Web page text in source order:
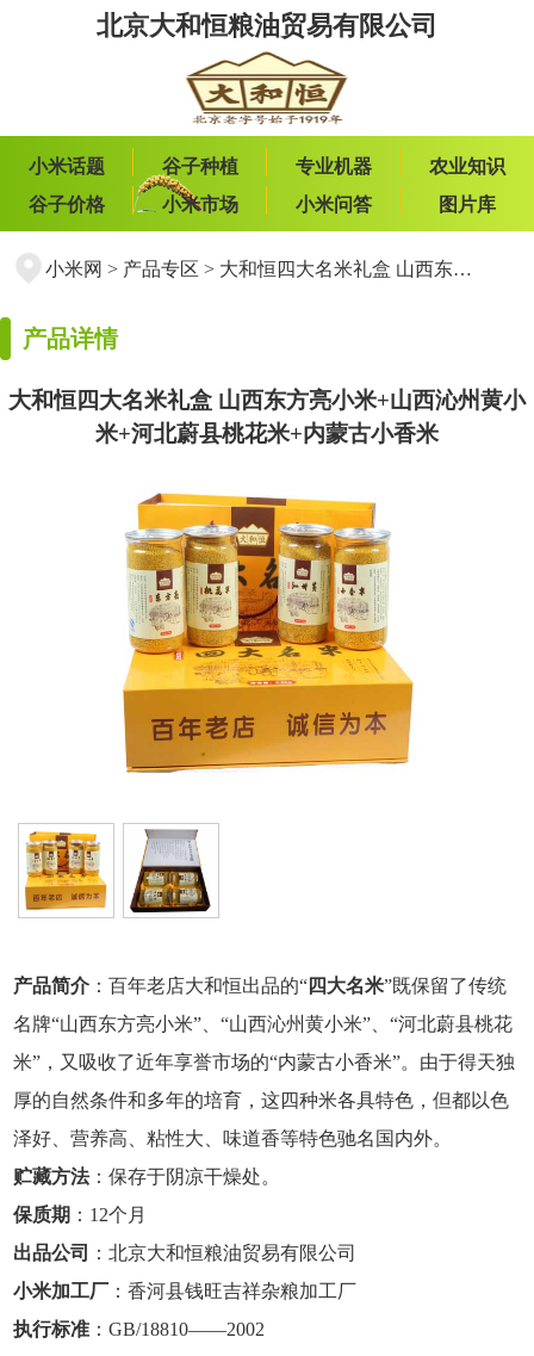
北京大和恒粮油贸易有限公司
小米话题 谷子种植 专业机器
农业知识
谷子价格
小米市场 小米问答 图片库
小米网 > 产品专区 > 大和恒四大名米礼盒 山西东方亮小米+山西沁州黄小米+河北蔚县桃花米+内蒙古小香米
产品详情
大和恒四大名米礼盒 山西东方亮小米+山西沁州黄小
米+河北蔚县桃花米+内蒙古小香米
产品简介 ：百年老店大和恒出品的“四大名米”既保留了传统
名牌“山西东方亮小米”、“山西沁州黄小米”、“河北蔚县桃花
米”，又吸收了近年享誉市场的“内蒙古小香米”。由于得天独
厚的自然条件和多年的培育，这四种米各具特色，但都以色
泽好、营养高、粘性大、味道香等特色驰名国内外。
贮藏方法：保存于阴凉干燥处。
保质期 ：12个月
出品公司
：北京大和恒粮油贸易有限公司
小米加工厂 ：香河县钱旺吉祥杂粮加工厂
执行标准 ：GB/18810——2002